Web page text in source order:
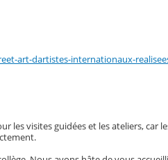
art-dartistes-internationaux-
les visites guidées et les ateliers, car